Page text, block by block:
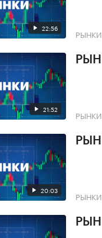
22:56 РЫНКИ
21:52 РЫНКИ
20:03 РЫНКИ